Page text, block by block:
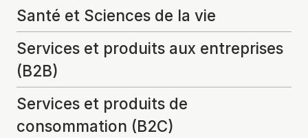
Santé et Sciences de la vie
Services et produits aux entreprises
(B2B)
Services et produits de
consommation (B2C)